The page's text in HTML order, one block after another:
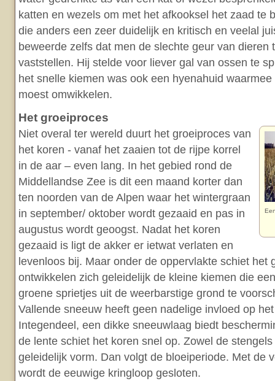
katten en wezels om met het afkooksel het zaad te
die anders een zeer duidelijk en kritisch en veelal
beweerde zelfs dat men de slechte geur van dieren
vaststellen. Hij stelde voor liever gal van ossen te
het snelle kiemen was ook een hyenahuid
moest omwikkelen.
Het groeiproces
Niet overal ter wereld duurt het groeiproces van
het koren - vanaf het zaaien tot de rijpe korrel
in de aar – even lang. In het gebied rond de
Middellandse Zee is dit een maand korter dan
ten noorden van de Alpen waar het wintergraan
in september/ oktober wordt gezaaid en pas in
augustus wordt geoogst. Nadat het koren
gezaaid is ligt de akker er ietwat verlaten en
levenloos bij. Maar onder de oppervlakte schiet het
ontwikkelen zich geleidelijk de kleine kiemen die
groene sprietjes uit de weerbarstige grond te
Vallende sneeuw heeft geen nadelige invloed op
Integendeel, een dikke sneeuwlaag biedt
de lente schiet het koren snel op. Zowel de
geleidelijk vorm. Dan volgt de bloeiperiode. Met de
wordt de eeuwige kringloop gesloten.